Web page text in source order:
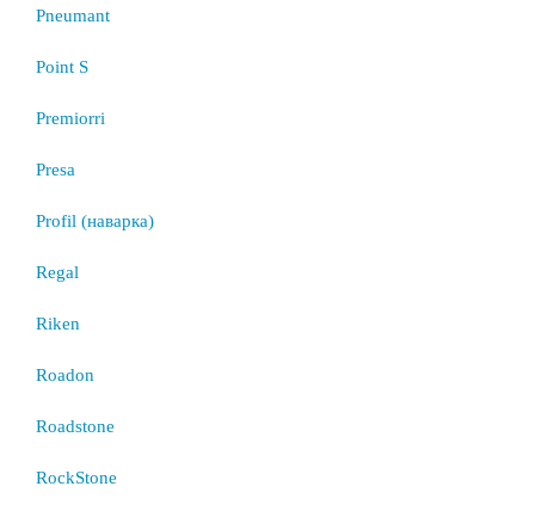
Pneumant
Point S
Premiorri
Presa
Profil (наварка)
Regal
Riken
Roadon
Roadstone
RockStone